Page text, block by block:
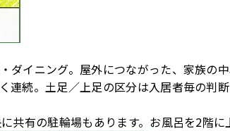
ダイニング。屋外につながった、家族の
連続。土足／上足の区分は入居者毎の
共有の駐輪場もあります。お風呂を2階